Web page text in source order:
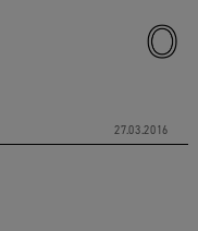
27.03.2016